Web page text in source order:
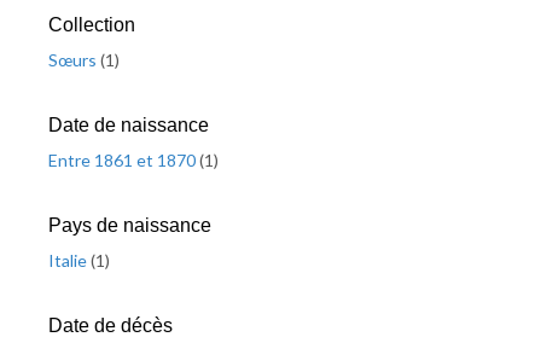
Collection
Sœurs (1)
Date de naissance
Entre 1861 et 1870(1)
Pays de naissance
Italie(1)
Date de décès